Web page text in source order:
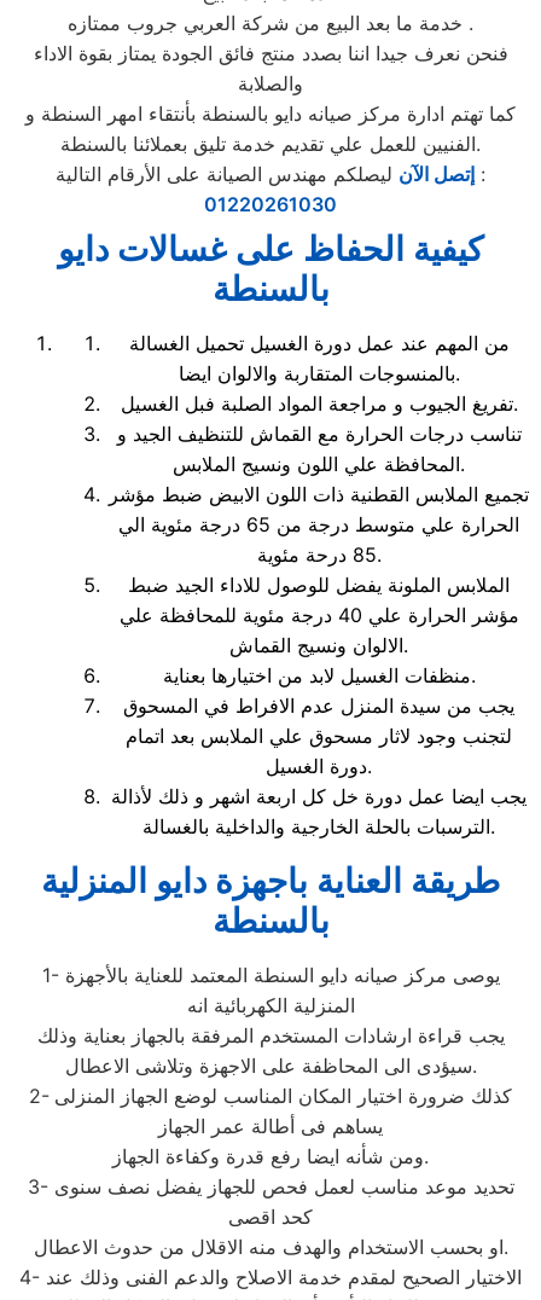
خدمة ما بعد البيع من شركة العربي جروب ممتازه .
فنحن نعرف جيدا اننا بصدد منتج فائق الجودة يمتاز بقوة الاداء
والصلابة
كما تهتم ادارة مركز صيانه دايو بالسنطة بأنتقاء امهر السنطة و
الفنيين للعمل علي تقديم خدمة تليق بعملائنا بالسنطة.
إتصل الآن ليصلكم مهندس الصيانة على الأرقام التالية :
01220261030
كيفية الحفاظ على غسالات دايو
بالسنطة
من المهم عند عمل دورة الغسيل تحميل الغسالة
بالمنسوجات المتقاربة والالوان ايضا.
تفريغ الجيوب و مراجعة المواد الصلبة فبل الغسيل.
تناسب درجات الحرارة مع القماش للتنظيف الجيد و
المحافظة علي اللون ونسيج الملابس.
تجميع الملابس القطنية ذات اللون الابيض ضبط مؤشر
الحرارة علي متوسط درجة من 65 درجة مئوية الي
85 درحة مئوية.
الملابس الملونة يفضل للوصول للاداء الجيد ضبط
مؤشر الحرارة علي 40 درجة مئوية للمحافظة علي
الالوان ونسيج القماش.
منظفات الغسيل لابد من اختيارها بعناية.
يجب من سيدة المنزل عدم الافراط في المسحوق
لتجنب وجود لاثار مسحوق علي الملابس بعد اتمام
دورة الغسيل.
يجب ايضا عمل دورة خل كل اربعة اشهر و ذلك لأذالة
الترسبات بالحلة الخارجية والداخلية بالغسالة.
طريقة العناية باجهزة دايو المنزلية
بالسنطة
1- يوصى مركز صيانه دايو السنطة المعتمد للعناية بالأجهزة
المنزلية الكهربائية انه
يجب قراءة ارشادات المستخدم المرفقة بالجهاز بعناية وذلك
سيؤدى الى المحاظفة على الاجهزة وتلاشى الاعطال.
2- كذلك ضرورة اختيار المكان المناسب لوضع الجهاز المنزلى
يساهم فى أطالة عمر الجهاز
ومن شأنه ايضا رفع قدرة وكفاءة الجهاز.
3- تحديد موعد مناسب لعمل فحص للجهاز يفضل نصف سنوى
كحد اقصى
او بحسب الاستخدام والهدف منه الاقلال من حدوث الاعطال.
4- الاختيار الصحيح لمقدم خدمة الاصلاح والدعم الفنى وذلك عند